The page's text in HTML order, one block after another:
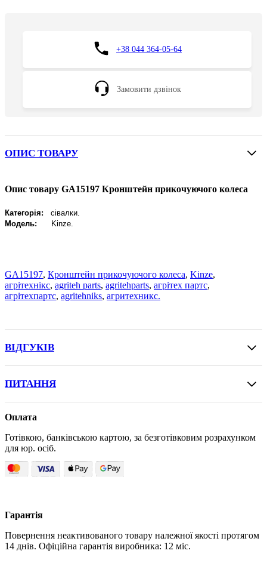
+38 044 364-05-64
Замовити дзвінок
ОПИС ТОВАРУ
Опис товару GA15197 Кронштейн прикочуючого колеса
Категорія: сівалки.
Модель:
Kinze.
GA15197, Кронштейн прикочуючого колеса, Kinze,
агрітехнікс, agriteh parts, agritehparts, агрітех партс,
агрітехпартс, agritehniks, агритехникс.
ВІДГУКІВ
ПИТАННЯ
Оплата
Готівкою, банківською картою, за безготівковим розрахунком
для юр. осіб.
Гарантія
Повернення неактивованого товару належної якості протягом
14 днів. Офіційна гарантія виробника: 12 міс.